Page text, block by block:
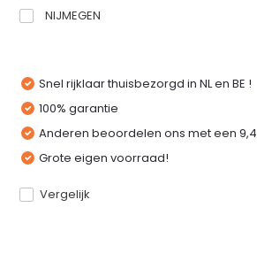
NIJMEGEN
Snel rijklaar thuisbezorgd in NL en BE !
100% garantie
Anderen beoordelen ons met een 9,4
Grote eigen voorraad!
Vergelijk